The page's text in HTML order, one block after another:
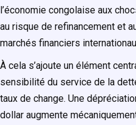
l’économie congolaise aux
au risque de refinancement et
marchés financiers
À cela s’ajoute un élément
sensibilité du service de la
taux de change. Une
dollar augmente